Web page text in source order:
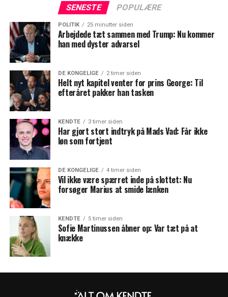
SENESTE POPULÆRE
POLITIK 25 minutter siden
Arbejdede tæt sammen med Trump: Nu kommer
han med dyster advarsel
DE KONGELIGE 2 timer siden
Helt nyt kapitel venter for prins George: Til
efteråret pakker han tasken
KENDTE 3 timer siden
Har gjort stort indtryk på Mads Vad: Får ikke
løn som fortjent
DE KONGELIGE 4 timer siden
Vil ikke være spærret inde på slottet: Nu
forsøger Marius at smide lænken
KENDTE 5 timer siden
Sofie Martinussen åbner op: Var tæt på at
knække